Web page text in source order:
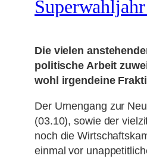
Die vielen
politische Arbeit
wohl irgendeine
Der Urnengang zur
(03.10), sowie der
noch die
einmal vor